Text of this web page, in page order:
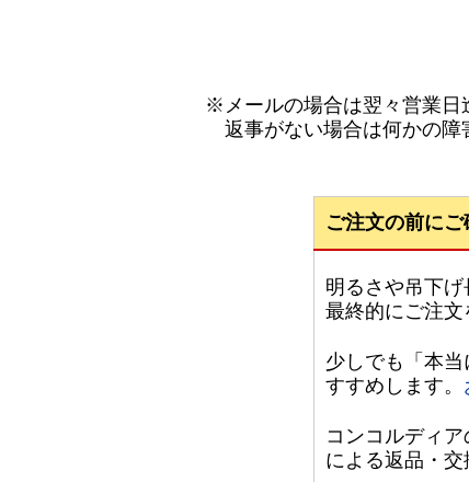
※メールの場合は翌々営業日
返事がない場合は何かの障
ご注文の前に
明るさや吊下
最終的にご注文
少しでも「本
すすめします。
コンコルディ
による返品・交